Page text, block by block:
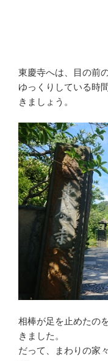
東慶寺へは、目の前
ゆっくりしている時
きましょう。
相棒が足を止めたの
きました。
だって、まわりの家